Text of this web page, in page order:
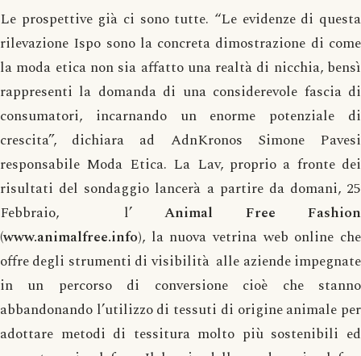
Le prospettive già ci sono tutte. “Le evidenze di questa
rilevazione Ispo sono la concreta dimostrazione di come
la moda etica non sia affatto una realtà di nicchia, bensì
rappresenti la domanda di una considerevole fascia di
consumatori, incarnando un enorme potenziale di
crescita”, dichiara ad AdnKronos Simone Pavesi
responsabile Moda Etica. La Lav, proprio a fronte dei
risultati del sondaggio lancerà a partire da domani, 25
Febbraio, l’Animal Free Fashion
(www.animalfree.info), la nuova vetrina web online che
offre degli strumenti di visibilità alle aziende impegnate
in un percorso di conversione cioè che stanno
abbandonando l’utilizzo di tessuti di origine animale per
adottare metodi di tessitura molto più sostenibili ed